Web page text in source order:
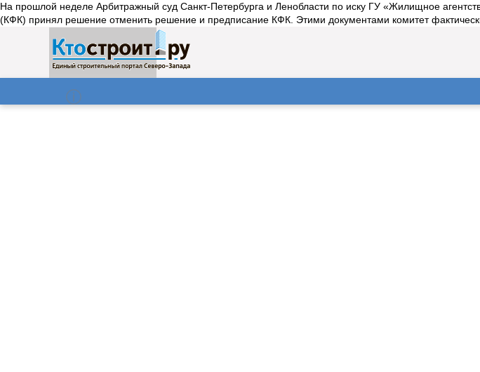
На прошлой неделе Арбитражный суд Санкт-Петербурга и Ленобласти по иску ГУ «Жилищное
(КФК) принял решение отменить решение и предписание КФК. Этими документами комитет